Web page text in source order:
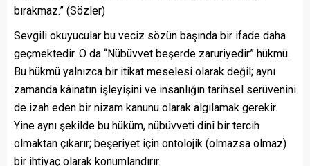
bırakmaz.” (Sözler)
Sevgili okuyucular bu veciz sözün başında bir ifade daha
geçmektedir. O da “Nübüvvet beşerde zaruriyedir” hükmü.
Bu hükmü yalnızca bir itikat meselesi olarak değil; aynı
zamanda kâinatın işleyişini ve insanlığın tarihsel serüvenini
de izah eden bir nizam kanunu olarak algılamak gerekir.
Yine aynı şekilde bu hüküm, nübüvveti dinî bir tercih
olmaktan çıkarır; beşeriyet için ontolojik (olmazsa olmaz)
bir ihtiyaç olarak konumlandırır.